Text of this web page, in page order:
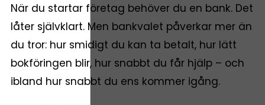
När du startar företag behöver du en bank. Det
låter självklart. Men bankvalet påverkar mer än
du tror: hur smidigt du kan ta betalt, hur lätt
bokföringen blir, hur snabbt du får hjälp – och
ibland hur snabbt du ens kommer igång.